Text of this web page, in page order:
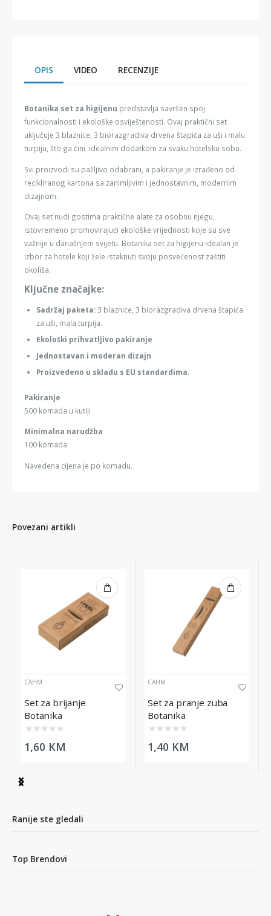
OPIS VIDEO RECENZIJE
Botanika set za higijenu predstavlja savršen spoj
funkcionalnosti i ekološke osviještenosti. Ovaj praktični set
uključuje 3 blaznice, 3 biorazgradiva drvena štapića za uši i malu
turpiju, što ga čini idealnim dodatkom za svaku hotelsku sobu.
Svi proizvodi su pažljivo odabrani, a pakiranje je izrađeno od
recikliranog kartona sa zanimljivim i jednostavnim, modernim
dizajnom.
Ovaj set nudi gostima praktične alate za osobnu njegu,
istovremeno promovirajući ekološke vrijednosti koje su sve
važnije u današnjem svijetu. Botanika set za higijenu idealan je
izbor za hotele koji žele istaknuti svoju posvećenost zaštiti
okoliša.
Ključne značajke:
Sadržaj paketa:3 blaznice, 3 biorazgradiva drvena štapića
za uši, mala turpija.
Ekološki prihvatljivo pakiranje
Jednostavan i moderan dizajn
Proizvedeno u skladu s EU standardima.
Pakiranje
500 komada u kutiji
Minimalna narudžba
100 komada
Navedena cijena je po komadu.
Povezani artikli
CAHM
Set za brijanje
Botanika
★ ★ ★ ★ ★
1,60 KM
CAHM
Set za pranje zuba
Botanika
★ ★ ★ ★ ★
1,40 KM
Item
15
Ranije ste gledali
Top Brendovi